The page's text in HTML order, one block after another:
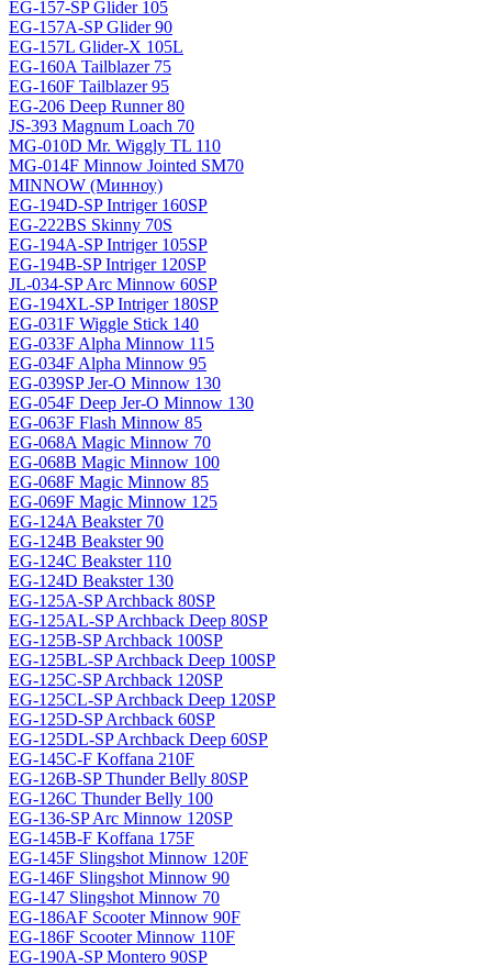
EG-157-SP Glider 105
EG-157A-SP Glider 90
EG-157L Glider-X 105L
EG-160A Tailblazer 75
EG-160F Tailblazer 95
EG-206 Deep Runner 80
JS-393 Magnum Loach 70
MG-010D Mr. Wiggly TL 110
MG-014F Minnow Jointed SM70
MINNOW (Минноу)
EG-194D-SP Intriger 160SP
EG-222BS Skinny 70S
EG-194A-SP Intriger 105SP
EG-194B-SP Intriger 120SP
JL-034-SP Arc Minnow 60SP
EG-194XL-SP Intriger 180SP
EG-031F Wiggle Stick 140
EG-033F Alpha Minnow 115
EG-034F Alpha Minnow 95
EG-039SP Jer-O Minnow 130
EG-054F Deep Jer-O Minnow 130
EG-063F Flash Minnow 85
EG-068A Magic Minnow 70
EG-068B Magic Minnow 100
EG-068F Magic Minnow 85
EG-069F Magiс Minnow 125
EG-124A Beakster 70
EG-124B Beakster 90
EG-124C Beakster 110
EG-124D Beakster 130
EG-125A-SP Archback 80SP
EG-125AL-SP Archback Deep 80SP
EG-125B-SP Archback 100SP
EG-125BL-SP Archback Deep 100SP
EG-125C-SP Archback 120SP
EG-125CL-SP Archback Deep 120SP
EG-125D-SP Archback 60SP
EG-125DL-SP Archback Deep 60SP
EG-145C-F Koffana 210F
EG-126B-SP Thunder Belly 80SP
EG-126C Thunder Belly 100
EG-136-SP Arc Minnow 120SP
EG-145B-F Koffana 175F
EG-145F Slingshot Minnow 120F
EG-146F Slingshot Minnow 90
EG-147 Slingshot Minnow 70
EG-186AF Scooter Minnow 90F
EG-186F Scooter Minnow 110F
EG-190A-SP Montero 90SP